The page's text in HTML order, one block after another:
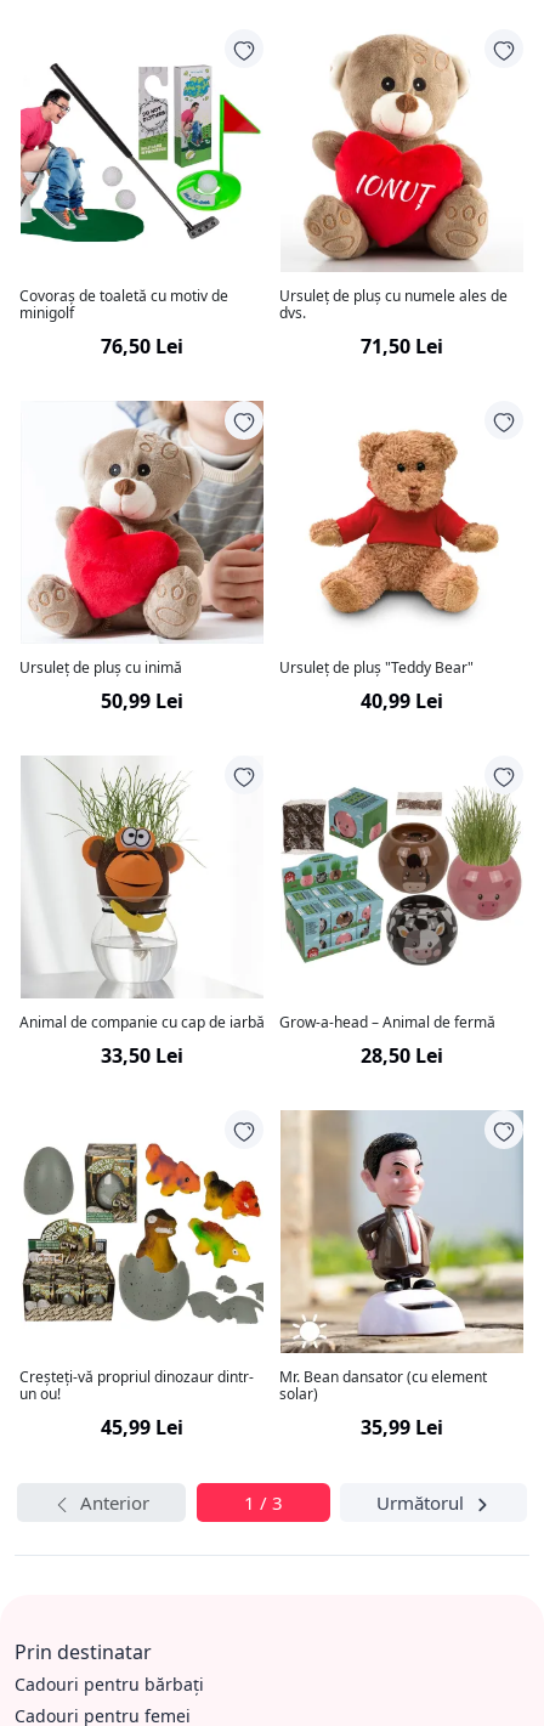
Covoraș de toaletă cu motiv de
minigolf
76,50 Lei
Ursuleț de pluș cu numele ales de
dvs.
71,50 Lei
Ursuleț de pluș cu inimă
50,99 Lei
Ursuleț de pluș "Teddy Bear"
40,99 Lei
Animal de companie cu cap de iarbă
33,50 Lei
Grow-a-head – Animal de fermă
28,50 Lei
Creșteți-vă propriul dinozaur dintr-
un ou!
45,99 Lei
Mr. Bean dansator (cu element
solar)
35,99 Lei
Anterior 1 / 3 Următorul
Prin destinatar
Cadouri pentru bărbați
Cadouri pentru femei